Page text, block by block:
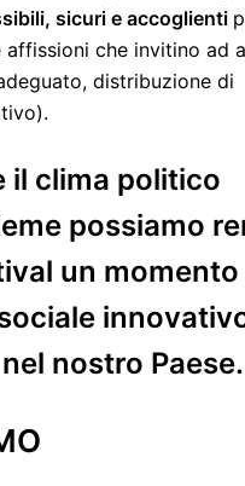
sicuri e accoglienti
che invitino ad
distribuzione di
il clima politico
possiamo
un momento
nostro Paese.